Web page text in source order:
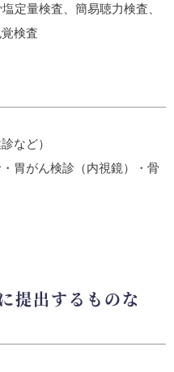
定量検査、簡易聴力検査、
検査
など）
胃がん検診（内視鏡）・骨
提出するものな